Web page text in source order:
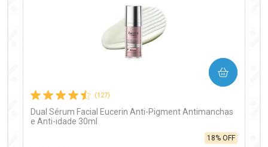
(127)
Dual Sérum Facial Eucerin Anti-Pigment Antimanchas
e Anti-idade 30ml
18% OFF
COMPRAR